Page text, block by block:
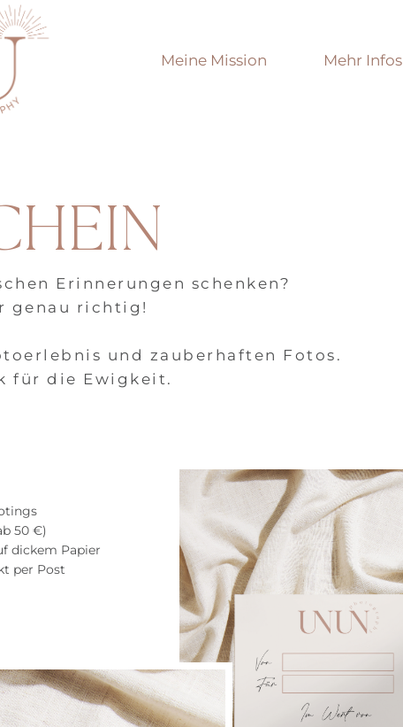
Meine Mission Mehr Infos
Erinnerungen schenken?
genau richtig!
und zauberhaften Fotos.
für die Ewigkeit.
50 €)
dickem Papier
per Post